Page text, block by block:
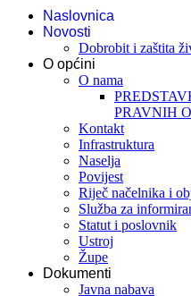
Naslovnica
Novosti
Dobrobit i zaštita
O općini
O nama
PRAVNIH
Kontakt
Infrastruktura
Naselja
Povijest
Riječ načelnika i
Služba za
Statut i poslovnik
Ustroj
Župe
Dokumenti
Javna nabava